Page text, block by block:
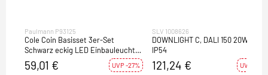
Paulmann P93125
Cole Coin Basisset 3er-Set
Schwarz eckig LED Einbauleuchte
IP44 3-Step-Dim 2700K 470lm
230V
59,01 € UVP -27%
SLV 1008626
DOWNLIGHT C, DALI 150 20W 940
IP54
121,24 € UVP -21%